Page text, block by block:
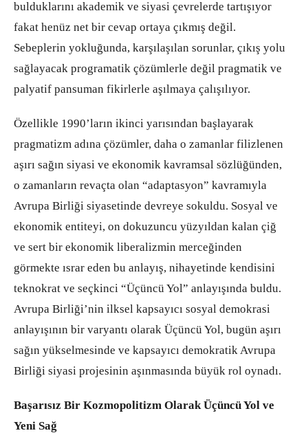
bulduklarını akademik ve siyasi çevrelerde tartışıyor
fakat henüz net bir cevap ortaya çıkmış değil.
Sebeplerin yokluğunda, karşılaşılan sorunlar, çıkış yolu
sağlayacak programatik çözümlerle değil pragmatik ve
palyatif pansuman fikirlerle aşılmaya çalışılıyor.
Özellikle 1990’ların ikinci yarısından başlayarak
pragmatizm adına çözümler, daha o zamanlar filizlenen
aşırı sağın siyasi ve ekonomik kavramsal sözlüğünden,
o zamanların revaçta olan “adaptasyon” kavramıyla
Avrupa Birliği siyasetinde devreye sokuldu. Sosyal ve
ekonomik entiteyi, on dokuzuncu yüzyıldan kalan çiğ
ve sert bir ekonomik liberalizmin merceğinden
görmekte ısrar eden bu anlayış, nihayetinde kendisini
teknokrat ve seçkinci “Üçüncü Yol” anlayışında buldu.
Avrupa Birliği’nin ilksel kapsayıcı sosyal demokrasi
anlayışının bir varyantı olarak Üçüncü Yol, bugün aşırı
sağın yükselmesinde ve kapsayıcı demokratik Avrupa
Birliği siyasi projesinin aşınmasında büyük rol oynadı.
Başarısız Bir Kozmopolitizm Olarak Üçüncü Yol ve
Yeni Sağ